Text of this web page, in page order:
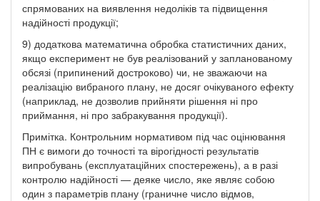
спрямованих на виявлення недоліків та підвищення
надійності продукції;
9) додаткова математична обробка статистичних даних,
якщо експеримент не був реалізований у запланованому
обсязі (припинений достроково) чи, не зважаючи на
реалізацію вибраного плану, не досяг очікуваного ефекту
(наприклад, не дозволив прийняти рішення ні про
приймання, ні про забракування продукції).
Примітка. Контрольним нормативом під час оцінювання
ПН є вимоги до точності та вірогідності результатів
випробувань (експлуатаційних спостережень), а в разі
контролю надійності — деяке число, яке являє собою
один з параметрів плану (граничне число відмов,